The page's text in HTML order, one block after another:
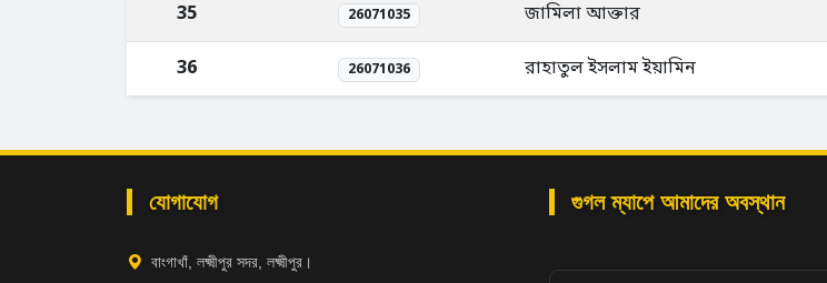
35 26071035 জামিলা আক্তার
36 26071036 রাহাতুল ইসলাম ইয়ামিন
যোগাযোগ
বাংগাখাঁ, লক্ষ্মীপুর সদর, লক্ষ্মীপুর।
গুগল ম্যাপে আমাদের অবস্থান